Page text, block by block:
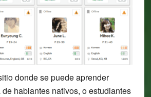
donde se puede aprender
hablantes nativos, o estudiantes